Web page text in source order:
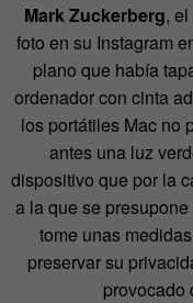
Mark Zuckerberg,
foto en su Instagram
plano que había
ordenador con cinta
los portátiles Mac no
antes una luz
dispositivo que por la
a la que se
tome unas
preservar su
provocado